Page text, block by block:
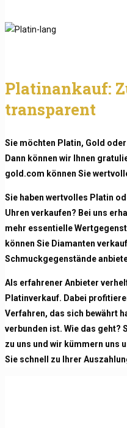
Platinankauf:
transparent
Sie möchten Platin, Gold
Dann können wir Ihnen
gold.com können Sie
Sie haben wertvolles Platin
Uhren verkaufen? Bei uns
mehr essentielle
können Sie Diamanten
Schmuckgegenstände
Als erfahrener Anbieter
Platinverkauf. Dabei
Verfahren, das sich bewährt
verbunden ist. Wie das geht?
zu uns und wir kümmern uns
Sie schnell zu Ihrer